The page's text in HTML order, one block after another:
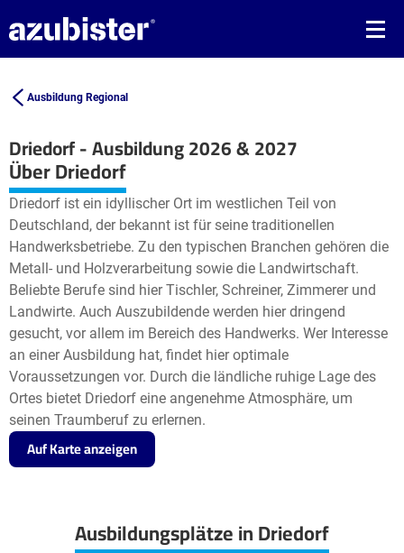
Ausbildung Regional
Driedorf - Ausbildung 2026 & 2027
+
−
Leaflet| ©OpenStreetMap2
Über Driedorf
Driedorf ist ein idyllischer Ort im westlichen Teil von
Deutschland, der bekannt ist für seine traditionellen
Handwerksbetriebe. Zu den typischen Branchen gehören die
Metall- und Holzverarbeitung sowie die Landwirtschaft.
Beliebte Berufe sind hier Tischler, Schreiner, Zimmerer und
Landwirte. Auch Auszubildende werden hier dringend
gesucht, vor allem im Bereich des Handwerks. Wer Interesse
an einer Ausbildung hat, findet hier optimale
Voraussetzungen vor. Durch die ländliche ruhige Lage des
Ortes bietet Driedorf eine angenehme Atmosphäre, um
seinen Traumberuf zu erlernen.
Auf Karte anzeigen
Ausbildungsplätze in Driedorf